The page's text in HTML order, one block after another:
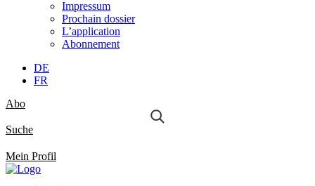
Impressum
Prochain dossier
L’application
Abonnement
DE
FR
Abo
Suche
Mein Profil